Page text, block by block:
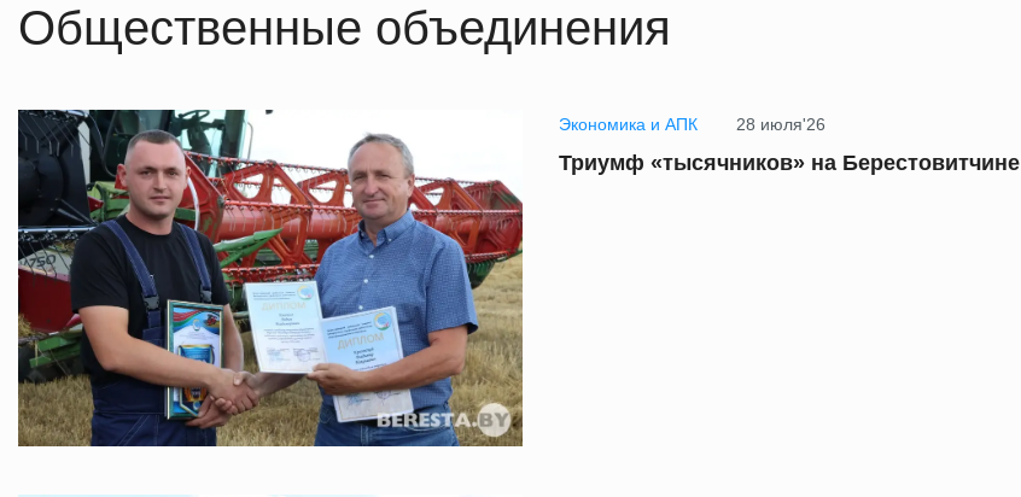
Общественные объединения
Экономика и АПК 28 июля'26
Триумф «тысячников» на Берестовитчине